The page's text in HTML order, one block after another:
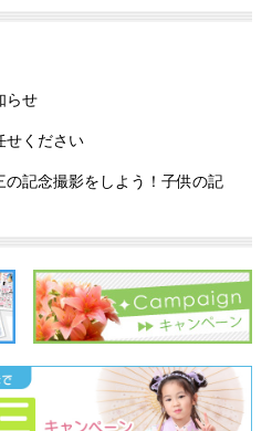
らせ
せください
の記念撮影をしよう！子供の記